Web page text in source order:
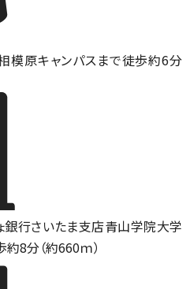
模原キャンパスまで徒歩約6分
銀行さいたま支店青山学院大学
8分（約660ｍ）